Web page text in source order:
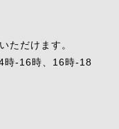
ただけます。
時-16時、16時-18